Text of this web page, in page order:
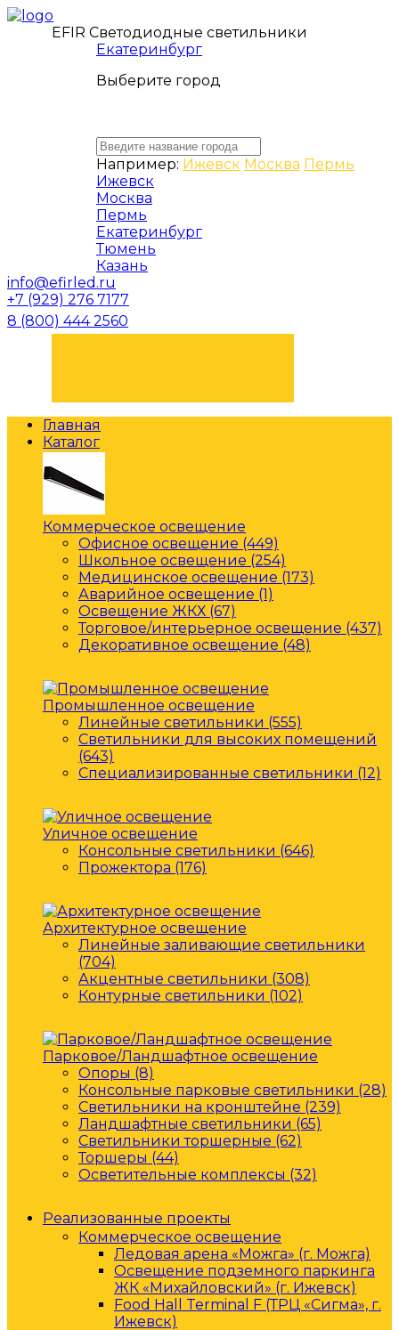
EFIR Светодиодные светильники
Екатеринбург
Выберите город
Например: Ижевск Москва Пермь
Ижевск
Москва
Пермь
Екатеринбург
Тюмень
Казань
info@efirled.ru
+7 (929) 276 7177
8 (800) 444 2560
Главная
Каталог
Коммерческое освещение
Офисное освещение (449)
Школьное освещение (254)
Медицинское освещение (173)
Аварийное освещение (1)
Освещение ЖКХ (67)
Торговое/интерьерное освещение (437)
Декоративное освещение (48)
Промышленное освещение
Линейные светильники (555)
Светильники для высоких помещений
(643)
Специализированные светильники (12)
Уличное освещение
Консольные светильники (646)
Прожектора (176)
Архитектурное освещение
Линейные заливающие светильники
(704)
Акцентные светильники (308)
Контурные светильники (102)
Парковое/Ландшафтное освещение
Опоры (8)
Консольные парковые светильники (28)
Светильники на кронштейне (239)
Ландшафтные светильники (65)
Светильники торшерные (62)
Торшеры (44)
Осветительные комплексы (32)
Реализованные проекты
Коммерческое освещение
Ледовая арена «Можга» (г. Можга)
Освещение подземного паркинга
ЖК «Михайловский» (г. Ижевск)
Food Hall Terminal F (ТРЦ «Сигма», г.
Ижевск)